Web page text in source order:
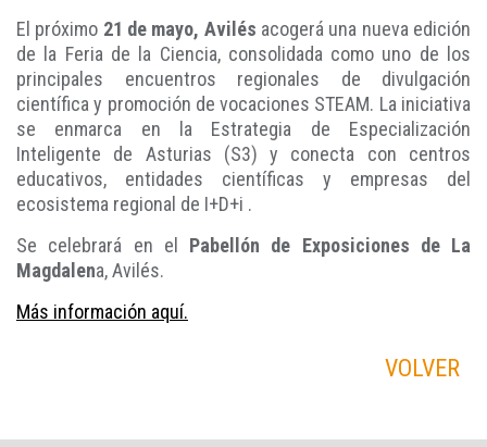
El próximo 21 de mayo, Avilés acogerá una nueva edición
de la Feria de la Ciencia, consolidada como uno de los
principales encuentros regionales de divulgación
científica y promoción de vocaciones STEAM. La iniciativa
se enmarca en la Estrategia de Especialización
Inteligente de Asturias (S3) y conecta con centros
educativos, entidades científicas y empresas del
ecosistema regional de I+D+i .
Se celebrará en el Pabellón de Exposiciones de La
Magdalena, Avilés.
Más información aquí.
VOLVER